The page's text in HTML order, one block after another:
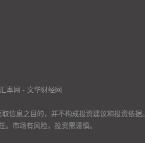
率网 - 文华财经网
信息之目的，并不构成投资建议和投资依据。
市场有风险，投资需谨慎。